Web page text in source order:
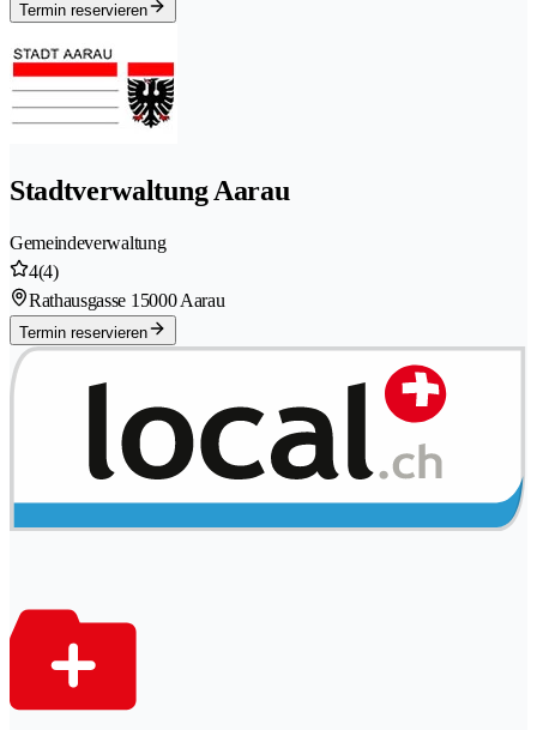
Termin reservieren
Stadtverwaltung Aarau
Gemeindeverwaltung
4(4)
Rathausgasse 1 5000 Aarau
Termin reservieren